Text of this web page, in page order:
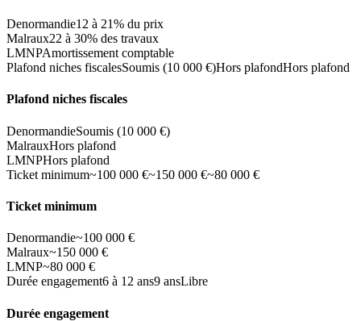
Denormandie12 à 21% du prix
Malraux22 à 30% des travaux
LMNPAmortissement comptable
Plafond niches fiscalesSoumis (10 000 €)Hors plafondHors plafond
Plafond niches fiscales
DenormandieSoumis (10 000 €)
MalrauxHors plafond
LMNPHors plafond
Ticket minimum~100 000 €~150 000 €~80 000 €
Ticket minimum
Denormandie~100 000 €
Malraux~150 000 €
LMNP~80 000 €
Durée engagement6 à 12 ans9 ansLibre
Durée engagement